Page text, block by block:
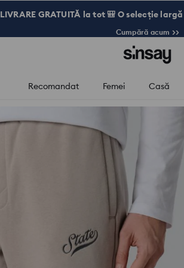
LIVRARE GRATUITĂ la tot 🎒 O selecție
Cumpără acum >>
Recomandat Femei Casă